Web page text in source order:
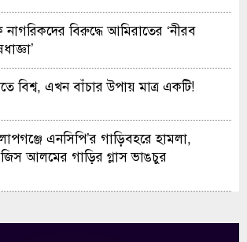
নাগরিকদের বিরুদ্ধে আমিরাতের ‘নীরব
বিশ্ব, এখন বাঁচার উপায় মাত্র একটি!
এনসিপি’র গাড়িবহরে হামলা,
আলমের গাড়ির গ্লাস ভাঙচুর